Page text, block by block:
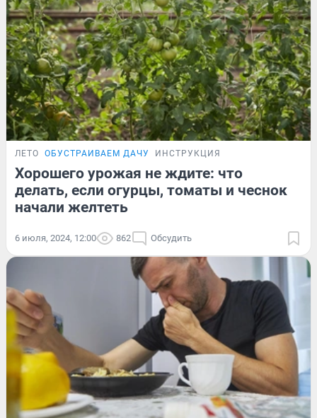
ЛЕТО ОБУСТРАИВАЕМ ДАЧУ ИНСТРУКЦИЯ
Хорошего урожая не ждите: что
делать, если огурцы, томаты и чеснок
начали желтеть
6 июля, 2024, 12:00 862 Обсудить